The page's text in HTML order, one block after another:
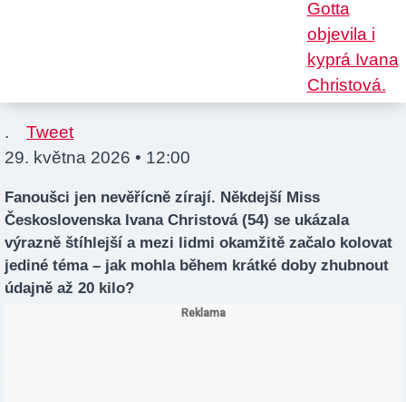
.
Tweet
29. května 2026 • 12:00
Fanoušci jen nevěřícně zírají. Někdejší Miss
Československa Ivana Christová (54) se ukázala
výrazně štíhlejší a mezi lidmi okamžitě začalo kolovat
jediné téma – jak mohla během krátké doby zhubnout
údajně až 20 kilo?